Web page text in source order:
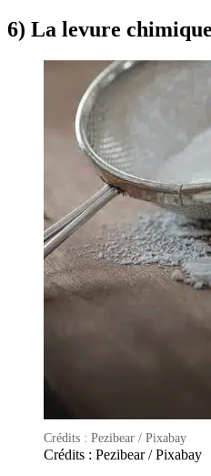
6) La levure
Crédits : Pezibear / Pixabay
Crédits : Pezibear / Pixabay